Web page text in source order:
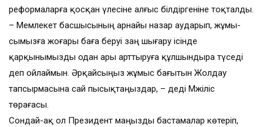
реформаларға қосқан үлесіне алғыс білдіргеніне тоқталды.
– Мемлекет басшысының арнайы назар аударып, жұмы­
сымызға жоғары баға беруі заң шығару ісінде
қарқынымызды одан ары арттыруға құлшын­дыра түседі
деп ойлаймын. Әрқайсыңыз жұмыс бағытын Жолдау
тапсырмасына сай пысықтаңыздар, – деді Мәжіліс
төрағасы.
Сондай-ақ ол Президент маңызды бастамалар көтеріп,